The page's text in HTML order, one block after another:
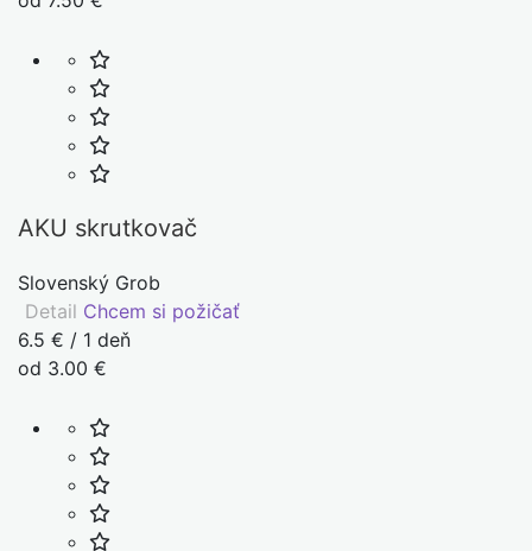
AKU skrutkovač
Slovenský Grob
Detail Chcem si požičať
6.5 € / 1 deň
od 3.00 €